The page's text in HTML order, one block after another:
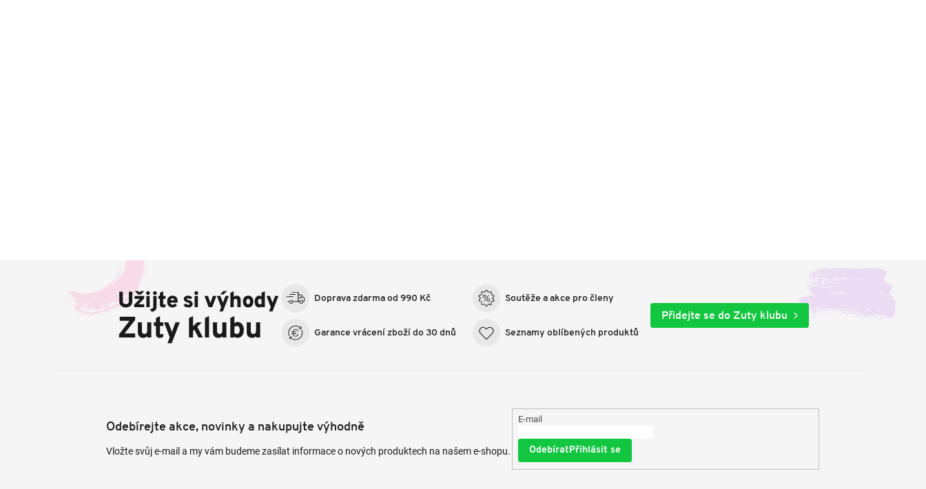
Užijte si výhody
Zuty klubu
Doprava zdarma od 990 Kč
Garance vrácení zboží do 30 dnů
Soutěže a akce pro členy
Seznamy oblíbených produktů
Přidejte se do Zuty klubu
Odebírejte akce, novinky a nakupujte výhodně
Vložte svůj e-mail a my vám budeme zasílat informace o nových produktech na našem e-shopu.
E-mail
Přihlásit se